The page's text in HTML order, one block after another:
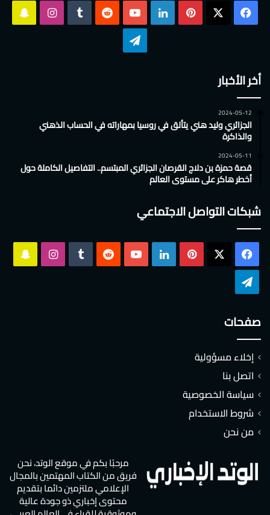
فيسبوك بينتيريست لينكدإن ‫YouTube انستقرام
أخر الأخبار
2024-05-12
الجزائري وليد هني يتألق في روسيا بمهاراته في الحساب الذهني
والذاكرة
2024-05-11
قصة حمزة بن دلاج القرصان الجزائري المبتسم.. التفاصيل الكاملة حول
أخطر هاكر على مستوى العالم
شبكات التواصل الاجتماعي
فيسبوك بينتيريست لينكدإن ‫YouTube انستقرام
صفحات
إخلاء مسؤولية
اتصل بنا
سياسة الخصوصية
شروط الاستخدام
من نحن
مرحبًا بكم في موقع الوتد، نحن
فريق من الكتاب المهتمين بالمجال
الإعلامي ملتزمين دائما بتقديم
محتوى إخباري ذو جودة عالية